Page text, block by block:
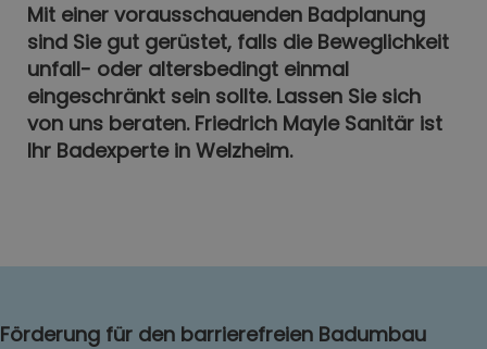
Mit einer vorausschauenden Badplanung
sind Sie gut gerüstet, falls die Beweglichkeit
unfall- oder altersbedingt einmal
eingeschränkt sein sollte. Lassen Sie sich
von uns beraten. Friedrich Mayle Sanitär ist
Ihr Badexperte in Welzheim.
Förderung für den barrierefreien Badumbau